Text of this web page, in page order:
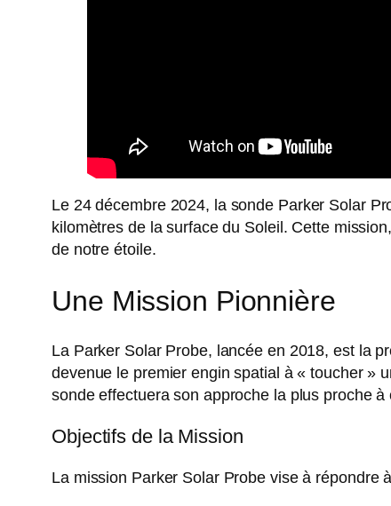
Le 24 décembre 2024, la sonde Parker Solar
kilomètres de la surface du Soleil. Cette
de notre étoile.
Une Mission Pionnière
La Parker Solar Probe, lancée en 2018, est la
devenue le premier engin spatial à « toucher »
sonde effectuera son approche la plus proche
Objectifs de la Mission
La mission Parker Solar Probe vise à répondre